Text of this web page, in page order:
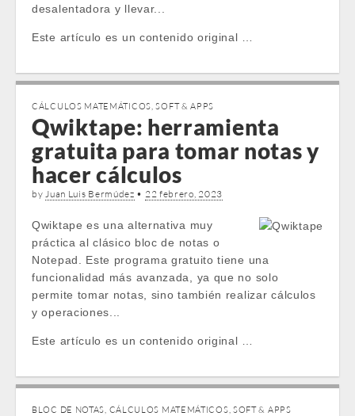
desalentadora y llevar...
Este artículo es un contenido original …
CÁLCULOS MATEMÁTICOS,SOFT & APPS
Qwiktape: herramienta
gratuita para tomar notas y
hacer cálculos
byJuan Luis Bermúdez • 22 febrero, 2023
Qwiktape es una alternativa muy
práctica al clásico bloc de notas o
Notepad. Este programa gratuito tiene una
funcionalidad más avanzada, ya que no solo
permite tomar notas, sino también realizar cálculos
y operaciones...
Este artículo es un contenido original …
BLOC DE NOTAS, CÁLCULOS MATEMÁTICOS, SOFT & APPS